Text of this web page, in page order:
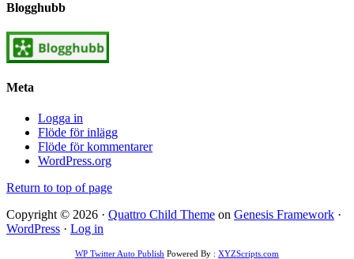
Blogghubb
Meta
Logga in
Flöde för inlägg
Flöde för kommentarer
WordPress.org
Return to top of page
Copyright © 2026 · Quattro Child Theme on Genesis Framework ·
WordPress · Log in
WP Twitter Auto Publish Powered By : XYZScripts.com